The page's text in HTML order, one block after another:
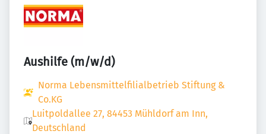
Aushilfe (m/w/d)
Norma Lebensmittelfilialbetrieb Stiftung &
Co.KG
Luitpoldallee 27, 84453 Mühldorf am Inn,
Deutschland